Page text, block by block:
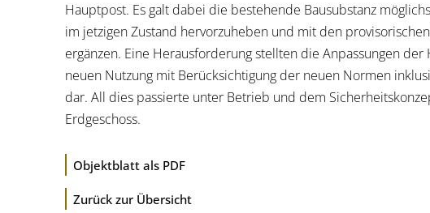
Hauptpost. Es galt dabei die bestehende Bausubstanz
im jetzigen Zustand hervorzuheben und mit den
ergänzen. Eine Herausforderung stellten die Anpassungen
neuen Nutzung mit Berücksichtigung der neuen Normen
dar. All dies passierte unter Betrieb und dem
Erdgeschoss.
Objektblatt als PDF
Zurück zur Übersicht